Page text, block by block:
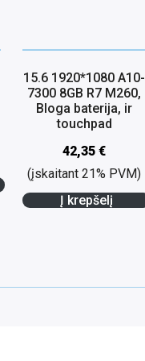
15.6 1920*1080 A10-
7300 8GB R7 M260,
Bloga baterija, ir
touchpad
42,35€
(įskaitant 21% PVM)
Į krepšelį